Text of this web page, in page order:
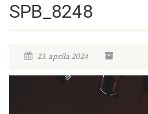
SPB_8248
23. aprila 2024